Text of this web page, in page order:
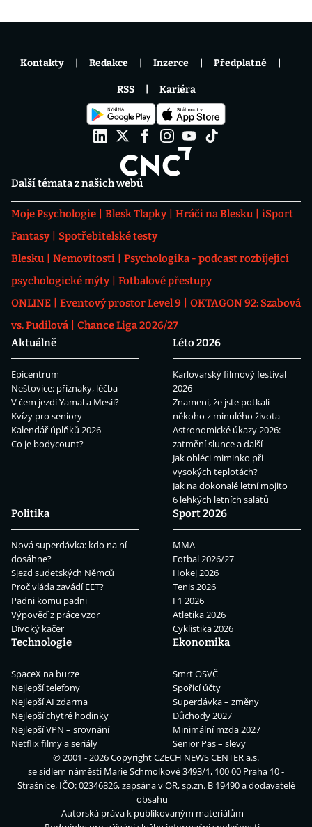
Další témata z našich webů
Moje Psychologie Blesk Tlapky Hráči na Blesku
iSport
Fantasy
Spotřebitelské testy
Blesku
Nemovitosti
Psychologika - podcast rozbíjející
psychologické mýty
Fotbalové přestupy
ONLINE
Eventový prostor Level 9
OKTAGON 92: Szabová
vs. Pudilová
Chance Liga 2026/27
Aktuálně
Epicentrum
Neštovice: příznaky, léčba
V čem jezdí Yamal a Mesii?
Kvízy pro seniory
Kalendář úplňků 2026
Co je bodycount?
Léto 2026
Karlovarský filmový festival
2026
Znamení, že jste potkali
někoho z minulého života
Astronomické úkazy 2026:
zatmění slunce a další
Jak obléci miminko při
vysokých teplotách?
Jak na dokonalé letní mojito
6 lehkých letních salátů
Politika
Nová superdávka: kdo na ní
dosáhne?
Sjezd sudetských Němců
Proč vláda zavádí EET?
Padni komu padni
Výpověď z práce vzor
Divoký kačer
Sport 2026
MMA
Fotbal 2026/27
Hokej 2026
Tenis 2026
F1 2026
Atletika 2026
Cyklistika 2026
Technologie
SpaceX na burze
Nejlepší telefony
Nejlepší AI zdarma
Nejlepší chytré hodinky
Nejlepší VPN – srovnání
Netflix filmy a seriály
Ekonomika
Smrt OSVČ
Spořicí účty
Superdávka – změny
Důchody 2027
Minimální mzda 2027
Senior Pas – slevy
Kontakty Redakce Inzerce Předplatné
RSS Kariéra
© 2001 - 2026 CopyrightCZECH NEWS CENTER a.s.
se sídlem náměstí Marie Schmolkové 3493/1, 100 00 Praha 10 -
Strašnice, IČO: 02346826, zapsána v OR, sp.zn. B 19490 a dodavatelé
obsahu
Autorská práva k publikovaným materiálům